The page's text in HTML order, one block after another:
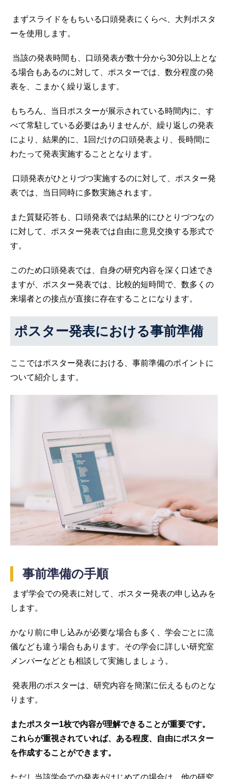
まずスライドをもちいる口頭発表にくらべ、大判ポスタ
ーを使用します。
当該の発表時間も、口頭発表が数十分から30分以上とな
る場合もあるのに対して、ポスターでは、数分程度の発
表を、こまかく繰り返します。
もちろん、当日ポスターが展示されている時間内に、す
べて常駐している必要はありませんが、繰り返しの発表
により、結果的に、1回だけの口頭発表より、長時間に
わたって発表実施することとなります。
口頭発表がひとりづつ実施するのに対して、ポスター発
表では、当日同時に多数実施されます。
また質疑応答も、口頭発表では結果的にひとりづつなの
に対して、ポスター発表では自由に意見交換する形式で
す。
このため口頭発表では、自身の研究内容を深く口述でき
ますが、ポスター発表では、比較的短時間で、数多くの
来場者との接点が直接に存在することになります。
ポスター発表における事前準備
ここではポスター発表における、事前準備のポイントに
ついて紹介します。
事前準備の手順
まず学会での発表に対して、ポスター発表の申し込みを
します。
かなり前に申し込みが必要な場合も多く、学会ごとに流
儀なども違う場合もあります。その学会に詳しい研究室
メンバーなどとも相談して実施しましょう。
発表用のポスターは、研究内容を簡潔に伝えるものとな
ります。
またポスター1枚で内容が理解できることが重要です。
これらが重視されていれば、ある程度、自由にポスター
を作成することができます。
ただし当該学会での発表がはじめての場合は、他の研究